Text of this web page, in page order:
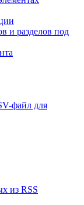
и разделов под
файл для
из RSS